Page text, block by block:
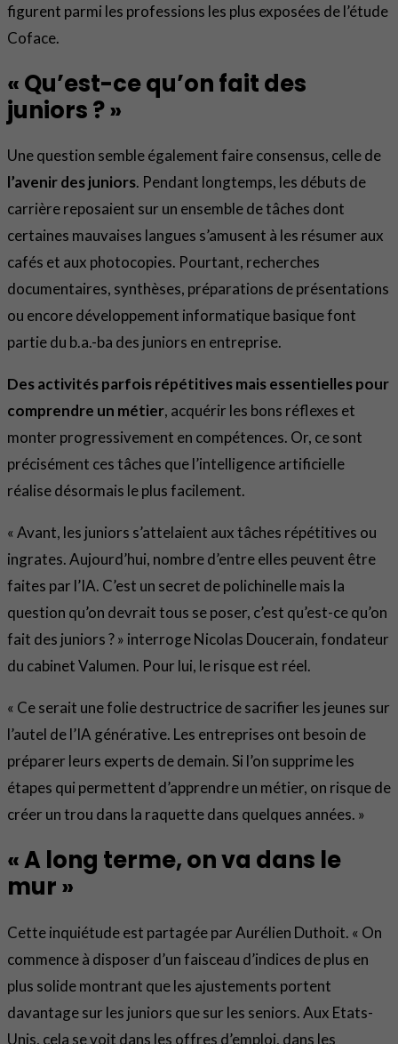
figurent parmi les professions les plus exposées de l’étude
Coface.
« Qu’est-ce qu’on fait des
juniors ? »
Une question semble également faire consensus, celle de
l’avenir des juniors. Pendant longtemps, les débuts de
carrière reposaient sur un ensemble de tâches dont
certaines mauvaises langues s’amusent à les résumer aux
cafés et aux photocopies. Pourtant, recherches
documentaires, synthèses, préparations de présentations
ou encore développement informatique basique font
partie du b.a.-ba des juniors en entreprise.
Des activités parfois répétitives mais essentielles pour
comprendre un métier, acquérir les bons réflexes et
monter progressivement en compétences. Or, ce sont
précisément ces tâches que l’intelligence artificielle
réalise désormais le plus facilement.
« Avant, les juniors s’attelaient aux tâches répétitives ou
ingrates. Aujourd’hui, nombre d’entre elles peuvent être
faites par l’IA. C’est un secret de polichinelle mais la
question qu’on devrait tous se poser, c’est qu’est-ce qu’on
fait des juniors ? » interroge Nicolas Doucerain, fondateur
du cabinet Valumen. Pour lui, le risque est réel.
« Ce serait une folie destructrice de sacrifier les jeunes sur
l’autel de l’IA générative. Les entreprises ont besoin de
préparer leurs experts de demain. Si l’on supprime les
étapes qui permettent d’apprendre un métier, on risque de
créer un trou dans la raquette dans quelques années. »
« A long terme, on va dans le
mur »
Cette inquiétude est partagée par Aurélien Duthoit. « On
commence à disposer d’un faisceau d’indices de plus en
plus solide montrant que les ajustements portent
davantage sur les juniors que sur les seniors. Aux Etats-
Unis, cela se voit dans les offres d’emploi, dans les